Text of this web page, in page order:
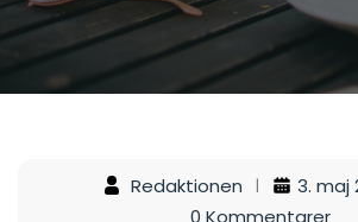
Redaktionen
3. maj
0 Kommentarer